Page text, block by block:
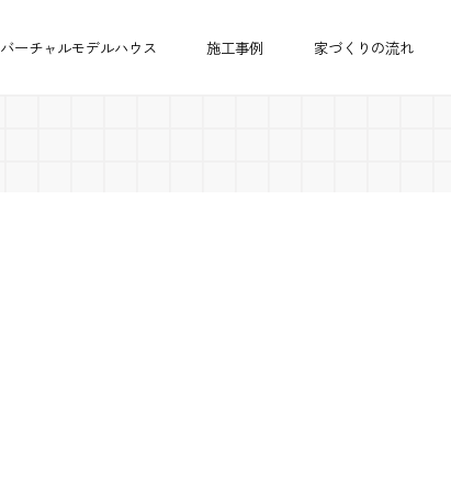
バーチャルモデルハウス 施工事例 家づくりの流れ